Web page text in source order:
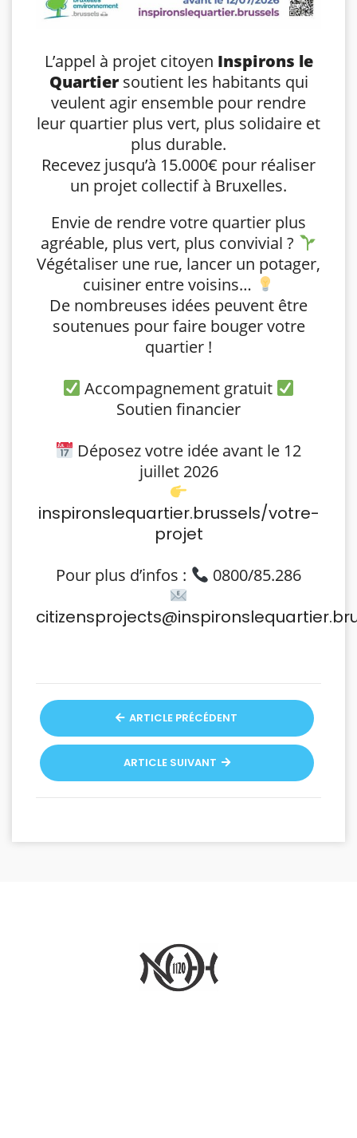
L’appel à projet citoyen Inspirons le
Quartier soutient les habitants qui
veulent agir ensemble pour rendre
leur quartier plus vert, plus solidaire et
plus durable.
Recevez jusqu’à 15.000€ pour réaliser
un projet collectif à Bruxelles.
Envie de rendre votre quartier plus
agréable, plus vert, plus convivial ?
Végétaliser une rue, lancer un potager,
cuisiner entre voisins…
De nombreuses idées peuvent être
soutenues pour faire bouger votre
quartier !
Accompagnement gratuit
Soutien financier
Déposez votre idée avant le 12
juillet 2026
inspironslequartier.brussels/votre-
projet
Pour plus d’infos : 0800/85.286
ARTICLE PRÉCÉDENT
ARTICLE SUIVANT